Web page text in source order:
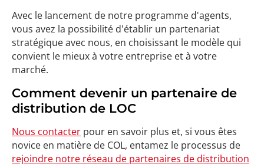
Avec le lancement de notre programme d'agents,
vous avez la possibilité d'établir un partenariat
stratégique avec nous, en choisissant le modèle qui
convient le mieux à votre entreprise et à votre
marché.
Comment devenir un partenaire de
distribution de LOC
Nous contacter pour en savoir plus et, si vous êtes
novice en matière de COL, entamez le processus de
rejoindre notre réseau de partenaires de distribution